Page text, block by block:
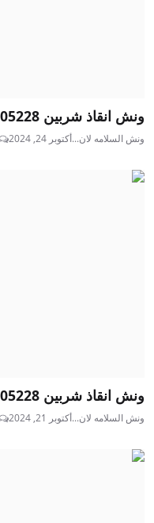
ونش انقاذ شربين 01003005228
ونش السلامه لان...أكتوبر 24, 2024
ونش انقاذ شربين 01003005228
ونش السلامه لان...أكتوبر 21, 2024